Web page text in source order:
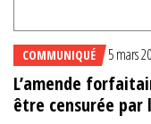
COMMUNIQUÉ 5 mars
L’amende
être censurée